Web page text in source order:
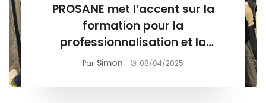
PROSANE met l’accent sur la
formation pour la
professionnalisation et la
valorisation des compétences.
Par Simon 08/04/2025